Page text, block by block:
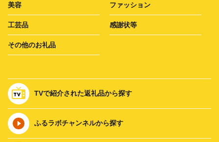
美容 ファッション
工芸品 感謝状等
その他のお礼品
TVで紹介された返礼品から探す
ふるラボチャンネルから探す